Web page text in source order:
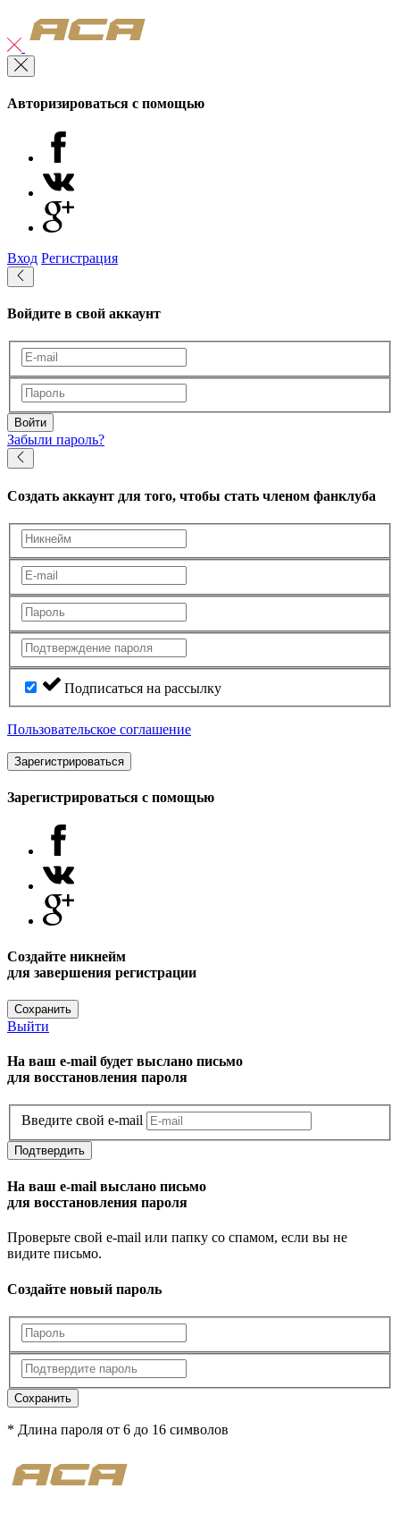
Авторизироваться с помощью
Вход Регистрация
Войдите в свой аккаунт
Войти
Забыли пароль?
Создать аккаунт для того, чтобы стать членом фанклуба
Подписаться на рассылку
Пользовательское соглашение
Зарегистрироваться
Зарегистрироваться с помощью
Создайте никнейм
для завершения регистрации
Сохранить
Выйти
На ваш e-mail будет выслано письмо
для восстановления пароля
Введите свой e-mail
Подтвердить
На ваш e-mail выслано письмо
для восстановления пароля
Проверьте свой e-mail или папку со спамом, если вы не
видите письмо.
Создайте новый пароль
Сохранить
* Длина пароля от 6 до 16 символов